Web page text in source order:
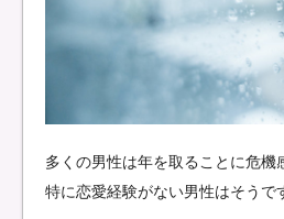
多くの男性は年を取ることに危機
特に恋愛経験がない男性はそうで